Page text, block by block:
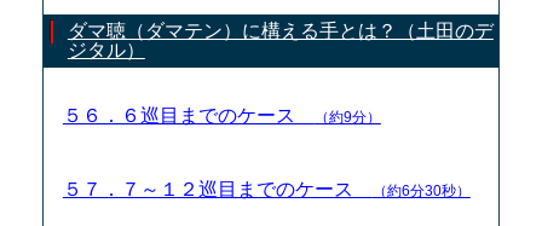
ダマ聴（ダマテン）に構える手とは？（土田のデ
ジタル）
５６．６巡目までのケース （約9分）
５７．７～１２巡目までのケース （約6分30秒）